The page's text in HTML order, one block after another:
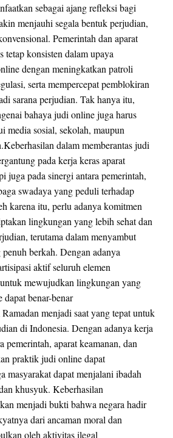
sebagai ajang refleksi bagi
menjauhi segala bentuk perjudian,
Pemerintah dan aparat
tetap konsisten dalam upaya
dengan meningkatkan patroli
serta mempercepat pemblokiran
sarana perjudian. Tak hanya itu,
bahaya judi online juga harus
media sosial, sekolah, maupun
dalam memberantas judi
pada kerja keras aparat
juga pada sinergi antara pemerintah,
swadaya yang peduli terhadap
karena itu, perlu adanya komitmen
lingkungan yang lebih sehat dan
terutama dalam menyambut
berkah. Dengan adanya
aktif seluruh elemen
mewujudkan lingkungan yang
benar-benar
menjadi saat yang tepat untuk
di Indonesia. Dengan adanya kerja
pemerintah, aparat keamanan, dan
praktik judi online dapat
masyarakat dapat menjalani ibadah
khusyuk. Keberhasilan
menjadi bukti bahwa negara hadir
dari ancaman moral dan
oleh aktivitas ilegal